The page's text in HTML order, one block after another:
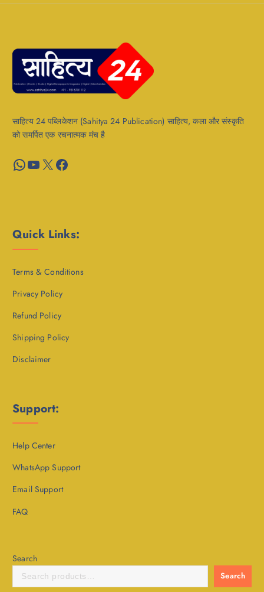
साहित्य 24 पब्लिकेशन (Sahitya 24 Publication) साहित्य, कला और संस्कृति
को समर्पित एक रचनात्मक मंच है
WhatsApp YouTube X Facebook
Quick Links:
Terms & Conditions
Privacy Policy
Refund Policy
Shipping Policy
Disclaimer
Support:
Help Center
WhatsApp Support
Email Support
FAQ
Search
Search